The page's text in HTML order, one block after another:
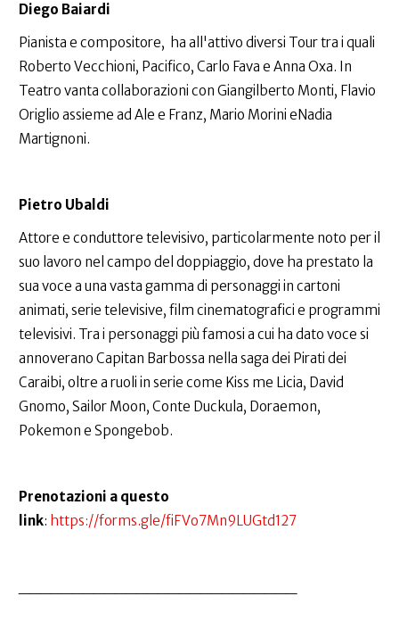
Diego Baiardi
Pianista e compositore, ha all'attivo diversi Tour tra i quali
Roberto Vecchioni, Pacifico, Carlo Fava e Anna Oxa. In
Teatro vanta collaborazioni con Giangilberto Monti, Flavio
Origlio assieme ad Ale e Franz, Mario Morini eNadia
Martignoni.
Pietro Ubaldi
Attore e conduttore televisivo, particolarmente noto per il
suo lavoro nel campo del doppiaggio, dove ha prestato la
sua voce a una vasta gamma di personaggi in cartoni
animati, serie televisive, film cinematografici e programmi
televisivi. Tra i personaggi più famosi a cui ha dato voce si
annoverano Capitan Barbossa nella saga dei Pirati dei
Caraibi, oltre a ruoli in serie come Kiss me Licia, David
Gnomo, Sailor Moon, Conte Duckula, Doraemon,
Pokemon e Spongebob.
Prenotazioni a questo
link: https://forms.gle/fiFVo7Mn9LUGtd127